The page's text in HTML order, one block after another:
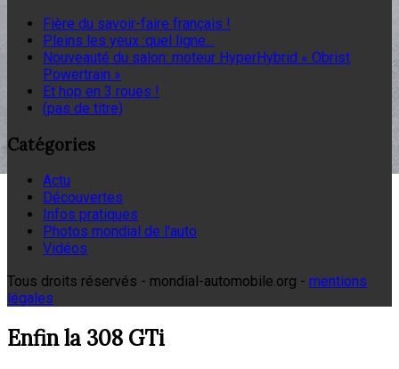
Fière du savoir-faire français !
Pleins les yeux :quel ligne…
Nouveauté du salon: moteur HyperHybrid « Obrist
Powertrain »
Et hop en 3 roues !
(pas de titre)
Catégories
Actu
Découvertes
Infos pratiques
Photos mondial de l'auto
Vidéos
Tous droits réservés - mondial-automobile.org - mentions
légales
Enfin la 308 GTi